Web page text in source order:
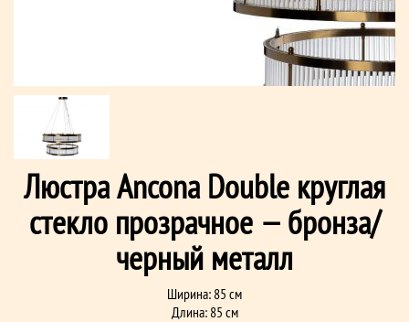
Люстра Ancona Double круглая
стекло прозрачное — бронза/
черный металл
Ширина: 85 см
Длина: 85 см